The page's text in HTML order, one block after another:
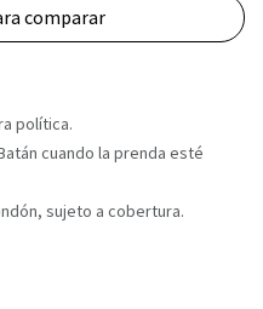
comparar
política.
cuando la prenda esté
sujeto a cobertura.